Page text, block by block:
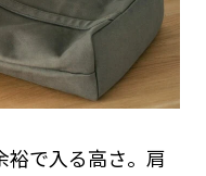
裕で入る高さ。肩